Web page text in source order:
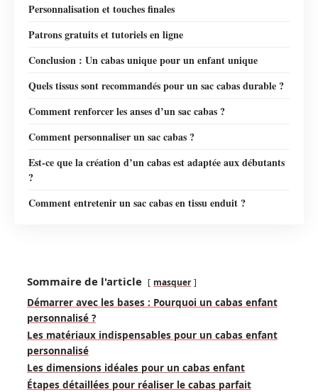
Personnalisation et touches finales
Patrons gratuits et tutoriels en ligne
Conclusion : Un cabas unique pour un enfant unique
Quels tissus sont recommandés pour un sac cabas durable ?
Comment renforcer les anses d’un sac cabas ?
Comment personnaliser un sac cabas ?
Est-ce que la création d’un cabas est adaptée aux débutants
?
Comment entretenir un sac cabas en tissu enduit ?
Sommaire de l'article masquer
Démarrer avec les bases : Pourquoi un cabas enfant
personnalisé ?
Les matériaux indispensables pour un cabas enfant
personnalisé
Les dimensions idéales pour un cabas enfant
Étapes détaillées pour réaliser le cabas parfait